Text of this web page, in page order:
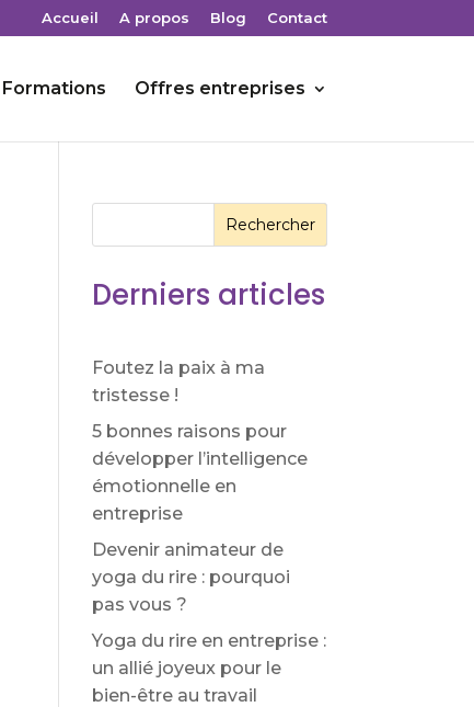
Accueil A propos Blog Contact
Formations Offres entreprises
Rechercher
Derniers articles
Foutez la paix à ma
tristesse !
5 bonnes raisons pour
développer l’intelligence
émotionnelle en
entreprise
Devenir animateur de
yoga du rire : pourquoi
pas vous ?
Yoga du rire en entreprise :
un allié joyeux pour le
bien-être au travail